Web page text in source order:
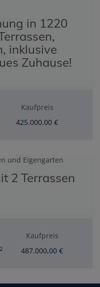
in 1220
inklusive
Zuhause!
Kaufpreis
425.000,00 €
2 Terrassen
2
Kaufpreis
487.000,00 €